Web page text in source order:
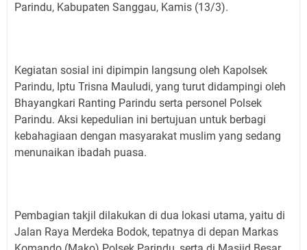
Parindu, Kabupaten Sanggau, Kamis (13/3).
Kegiatan sosial ini dipimpin langsung oleh Kapolsek
Parindu, Iptu Trisna Mauludi, yang turut didampingi oleh
Bhayangkari Ranting Parindu serta personel Polsek
Parindu. Aksi kepedulian ini bertujuan untuk berbagi
kebahagiaan dengan masyarakat muslim yang sedang
menunaikan ibadah puasa.
Pembagian takjil dilakukan di dua lokasi utama, yaitu di
Jalan Raya Merdeka Bodok, tepatnya di depan Markas